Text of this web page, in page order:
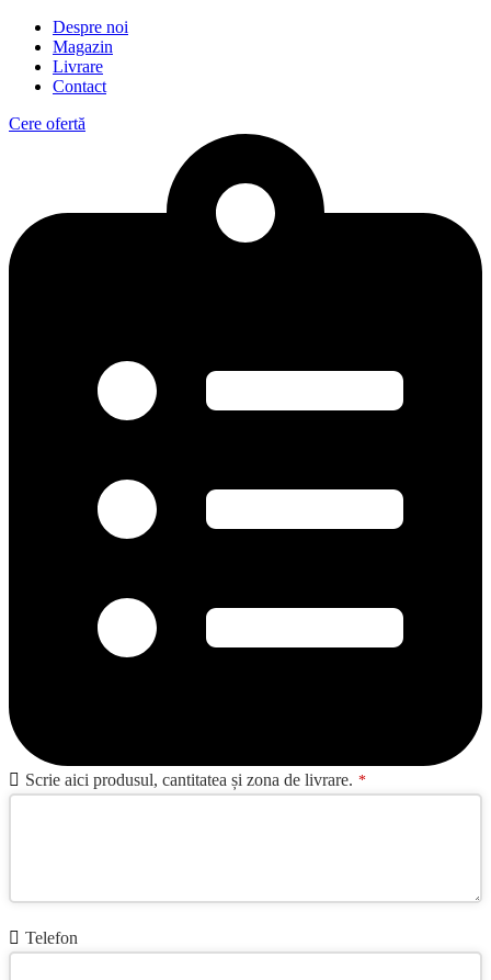
Despre noi
Magazin
Livrare
Contact
Cere ofertă
Scrie aici produsul, cantitatea și zona de livrare. *
Telefon